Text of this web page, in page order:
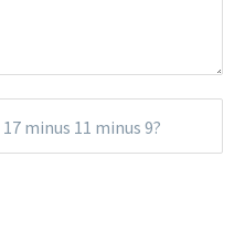
17 minus 11 minus 9?